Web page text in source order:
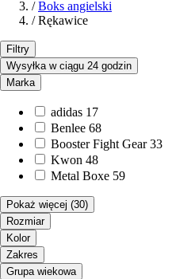
/ Boks angielski
/ Rękawice
Filtry
Wysyłka w ciągu 24 godzin
Marka
adidas 17
Benlee 68
Booster Fight Gear 33
Kwon 48
Metal Boxe 59
Pokaż więcej (30)
Rozmiar
Kolor
Zakres
Grupa wiekowa